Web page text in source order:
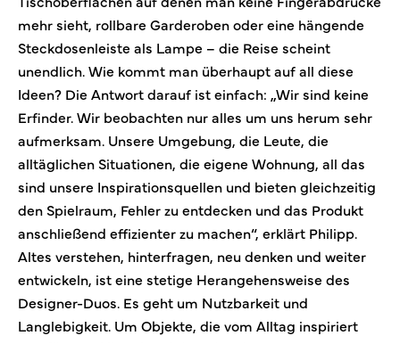
mehr sieht, rollbare Garderoben oder eine hängende
Steckdosenleiste als Lampe – die Reise scheint
unendlich. Wie kommt man überhaupt auf all diese
Ideen? Die Antwort darauf ist einfach: „Wir sind keine
Erfinder. Wir beobachten nur alles um uns herum sehr
aufmerksam. Unsere Umgebung, die Leute, die
alltäglichen Situationen, die eigene Wohnung, all das
sind unsere Inspirationsquellen und bieten gleichzeitig
den Spielraum, Fehler zu entdecken und das Produkt
anschließend effizienter zu machen“, erklärt Philipp.
Altes verstehen, hinterfragen, neu denken und weiter
entwickeln, ist eine stetige Herangehensweise des
Designer-Duos. Es geht um Nutzbarkeit und
Langlebigkeit. Um Objekte, die vom Alltag inspiriert